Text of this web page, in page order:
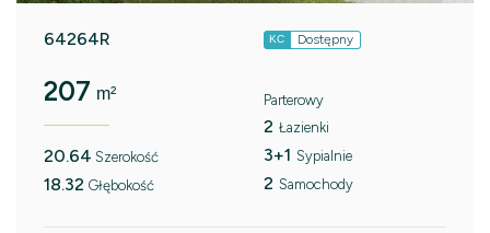
64264R KC Dostępny
207 m²
20.64 Szerokość
18.32 Głębokość
Parterowy
2 Łazienki
3+1 Sypialnie
2 Samochody